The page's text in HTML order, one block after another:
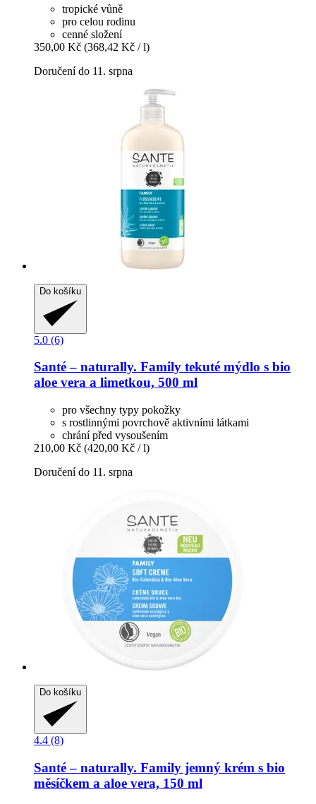
tropické vůně
pro celou rodinu
cenné složení
350,00 Kč (368,42 Kč / l)
Doručení do 11. srpna
Do košíku
5.0 (6)
Santé – naturally. Family tekuté mýdlo s bio
aloe vera a limetkou, 500 ml
pro všechny typy pokožky
s rostlinnými povrchově aktivními látkami
chrání před vysoušením
210,00 Kč (420,00 Kč / l)
Doručení do 11. srpna
Do košíku
4.4 (8)
Santé – naturally. Family jemný krém s bio
měsíčkem a aloe vera, 150 ml